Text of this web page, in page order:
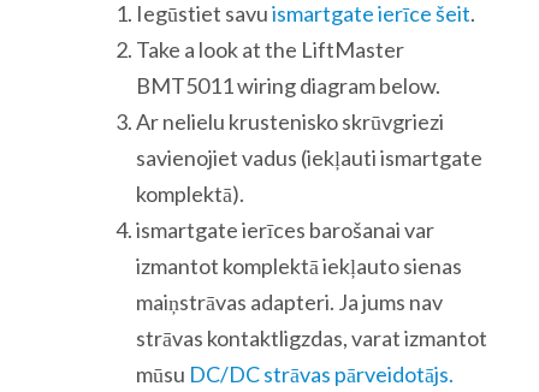
Iegūstiet savuismartgate ierīce šeit.
Take a look at the LiftMaster
BMT5011 wiring diagram below.
Ar nelielu krustenisko skrūvgriezi
savienojiet vadus (iekļauti ismartgate
komplektā).
ismartgate ierīces barošanai var
izmantot komplektā iekļauto sienas
maiņstrāvas adapteri. Ja jums nav
strāvas kontaktligzdas, varat izmantot
mūsu DC/DC strāvas pārveidotājs.